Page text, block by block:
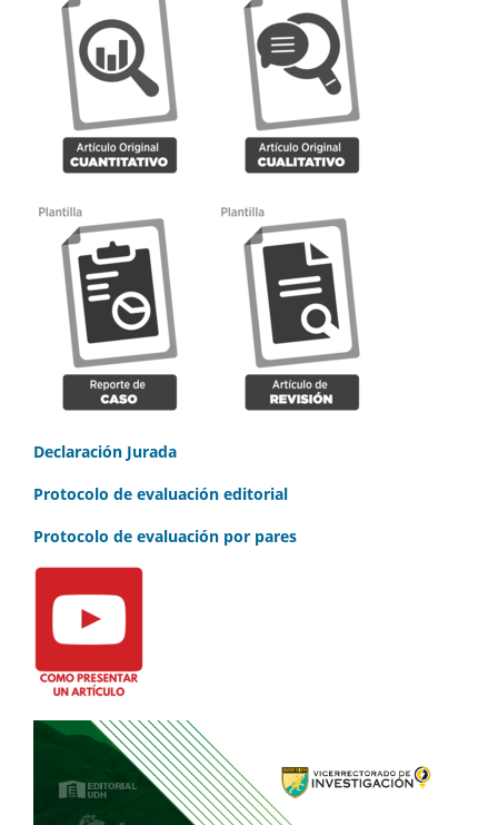
Declaración Jurada
Protocolo de evaluación editorial
Protocolo de evaluación por pares